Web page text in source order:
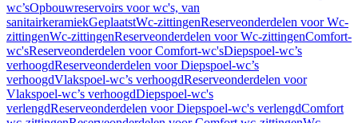
wc’sOpbouwreservoirs voor wc's, van
sanitairkeramiekGeplaatstWc-zittingenReserveonderdelen voor Wc-
zittingenWc-zittingenReserveonderdelen voor Wc-zittingenComfort-
wc'sReserveonderdelen voor Comfort-wc'sDiepspoel-wc’s
verhoogdReserveonderdelen voor Diepspoel-wc’s
verhoogdVlakspoel-wc’s verhoogdReserveonderdelen voor
Vlakspoel-wc’s verhoogdDiepspoel-wc's
verlengdReserveonderdelen voor Diepspoel-wc's verlengdComfort